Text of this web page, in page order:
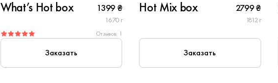
What’s Hot box 1399 ₴
1670 г
Отзывов: 1
Заказать
Hot Mix box 2799 ₴
1812 г
Заказать
6